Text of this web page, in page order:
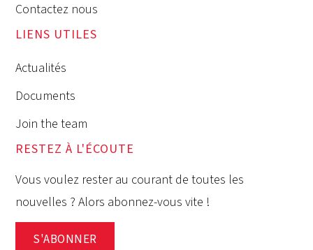
Contactez nous
LIENS UTILES
Actualités
Documents
Join the team
RESTEZ À L'ÉCOUTE
Vous voulez rester au courant de toutes les
nouvelles ? Alors abonnez-vous vite !
S'ABONNER